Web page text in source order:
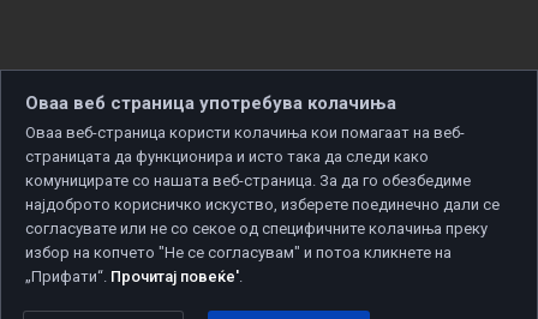
Copyright © 2026 Developed by
Оваа веб страница употребува колачиња
Оваа веб-страница користи колачиња кои помагаат на веб-
страницата да функционира и исто така да следи како
комуницирате со нашата веб-страница. За да го обезбедиме
најдоброто корисничко искуство, изберете поединечно дали се
согласувате или не со секое од специфичните колачиња преку
избор на копчето "Не се согласувам" и потоа кликнете на
„Прифати“. Прочитај повеќе'.